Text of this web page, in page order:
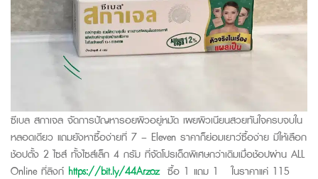
ซีเบล สกาเจล จัดการปัญหารอยผิวอยู่หมัด เผยผิวเนียนสวยทันใจครบจบใน
หลอดเดียว แถมยังหาซื้อง่ายที่ 7 – Eleven ราคาก็ย่อมเยาว์ซื้อง่าย มีให้เลือก
ช้อปตั้ง 2 ไซส์ ทั้งไซส์เล็ก 4 กรัม ที่จัดโปรเด็ดพิเศษกว่าเดิมเมื่อช้อปผ่าน ALL
Online ที่ลิงก์ https://bit.ly/44Arzoz ซื้อ 1 แถม 1 ในราคาแค่ 115